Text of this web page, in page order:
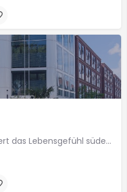
Cafe & Bar Celona transportiert das Lebensgefühl südeuropäischer Metropolen wie Barcelona, Verona,…